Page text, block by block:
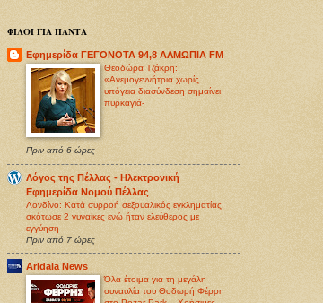
ΦΙΛΟΙ ΓΙΑ ΠΑΝΤΑ
Εφημερίδα ΓΕΓΟΝΟΤΑ 94,8 ΑΛΜΩΠΙΑ FM
Θεοδώρα Τζάκρη:
«Ανεμογεννήτρια χωρίς
υπόγεια διασύνδεση σημαίνει
πυρκαγιά-
Πριν από 6 ώρες
Λόγος της Πέλλας - Ηλεκτρονική
Εφημερίδα Νομού Πέλλας
Λονδίνο: Κατά συρροή σεξoυαλικός εγκληματίας,
σκότωσε 2 γυναίκες ενώ ήταν ελεύθερος με
εγγύηση
Πριν από 7 ώρες
Aridaia News
Όλα έτοιμα για τη μεγάλη
συναυλία του Θοδωρή Φέρρη